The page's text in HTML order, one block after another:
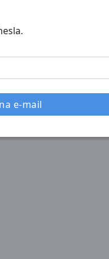
e-mail